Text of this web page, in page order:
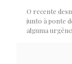
O recente
junto à ponte
alguma